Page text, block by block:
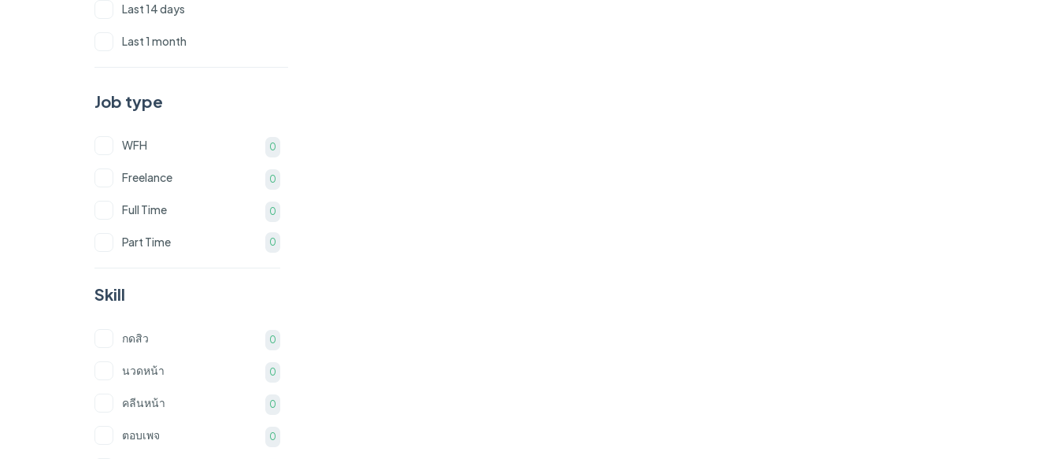
มากกว่า 10 ปี
Last 14 days
Last 1 month
Job type
WFH 0
Freelance 0
Full Time 0
Part Time 0
Skill
กดสิว 0
นวดหน้า 0
คลีนหน้า 0
ตอบเพจ 0